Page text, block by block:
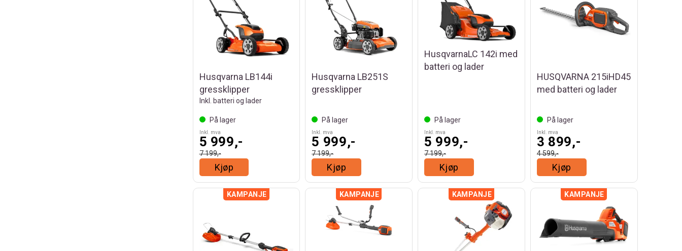
Husqvarna LB144i
gressklipper
Inkl. batteri og lader
På lager
Inkl. mva
5 999,-
7 199,-
Kjøp
Husqvarna LB251S
gressklipper
På lager
Inkl. mva
5 999,-
7 199,-
Kjøp
HusqvarnaLC 142i med
batteri og lader
På lager
Inkl. mva
5 999,-
7 199,-
Kjøp
HUSQVARNA 215iHD45
med batteri og lader
På lager
Inkl. mva
3 899,-
4 599,-
Kjøp